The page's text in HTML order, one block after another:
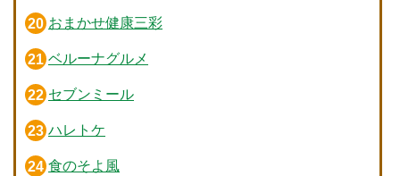
おまかせ健康三彩
ベルーナグルメ
セブンミール
ハレトケ
食のそよ風